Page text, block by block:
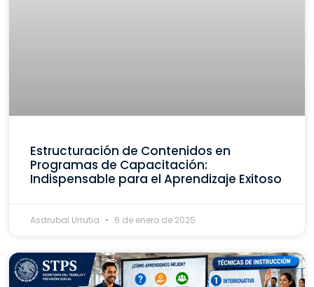
Estructuración de Contenidos en
Programas de Capacitación:
Indispensable para el Aprendizaje Exitoso
Asdrubal Urrutia 6 de enero de 2025